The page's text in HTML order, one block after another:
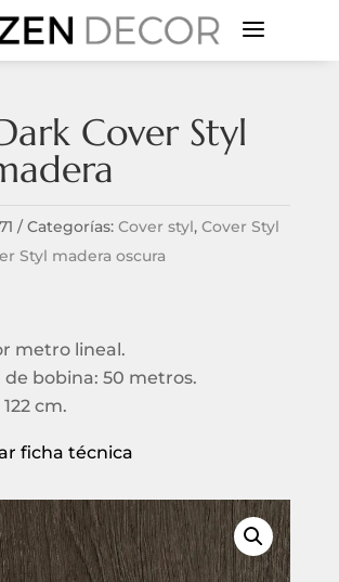
a
Cover Styl
Categorías: Cover styl, Cover Styl
Styl madera oscura
metro lineal.
bobina: 50 metros.
cm.
ficha técnica